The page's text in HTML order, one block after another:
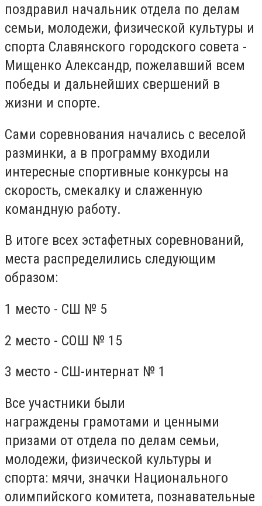
поздравил начальник отдела по делам
семьи, молодежи, физической культуры и
спорта Славянского городского совета -
Мищенко Александр, пожелавший всем
победы и дальнейших свершений в
жизни и спорте.
Сами соревнования начались с веселой
разминки, а в программу входили
интересные спортивные конкурсы на
скорость, смекалку и слаженную
командную работу.
В итоге всех эстафетных соревнований,
места распределились следующим
образом:
1 место - СШ № 5
2 место - СОШ № 15
3 место - СШ-интернат № 1
Все участники были
награждены грамотами и ценными
призами от отдела по делам семьи,
молодежи, физической культуры и
спорта: мячи, значки Национального
олимпийского комитета, познавательные